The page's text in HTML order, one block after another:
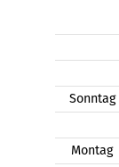
Sonntag
Montag